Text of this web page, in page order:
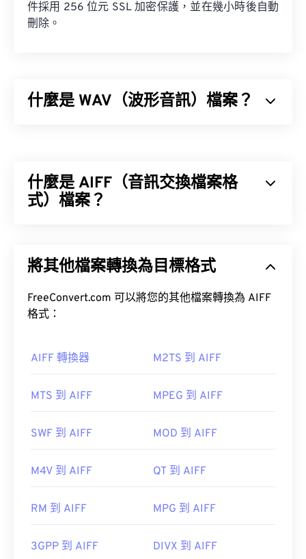
件採用 256 位元 SSL 加密保護，並在幾小時後自動
刪除。
什麼是 WAV（波形音訊）檔案？
MP3檔案大得多，因此不太適合在便攜式播放器等
消費級設備上使用。
如何開啟 WAV 檔案？
開啟 WAV 檔案的預設播放器是 Windows Media
Player
開發者： Microsoft
實用連結：
什麼是 AIFF（音訊交換檔案格
式）檔案？
用它，尤其是蘋果平台的用戶。它是無損
，這意味著
檔案會佔用更多空間。 AIFF 可以定位循環點數據和
音符，這對音樂家來說非常有用。
預設情況下，AIFF 檔案會在Windows Media Player
VLC 媒體播放
開發者： 蘋果
將其他檔案轉換為目標格式
FreeConvert.com 可以將您的其他檔案轉換為 AIFF
格式：
AIFF 轉換器 M2TS 到 AIFF
MTS 到 AIFF MPEG 到 AIFF
SWF 到 AIFF MOD 到 AIFF
M4V 到 AIFF QT 到 AIFF
RM 到 AIFF MPG 到 AIFF
3GPP 到 AIFF DIVX 到 AIFF